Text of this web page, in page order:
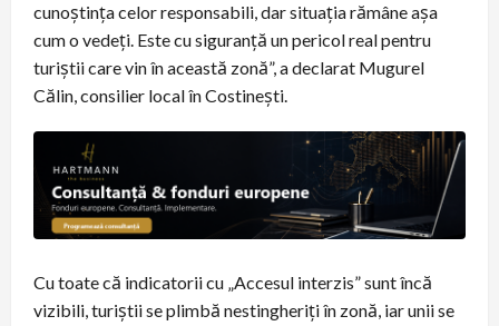
cunoștința celor responsabili, dar situația rămâne așa
cum o vedeți. Este cu siguranță un pericol real pentru
turiștii care vin în această zonă”, a declarat Mugurel
Călin, consilier local în Costinești.
Cu toate că indicatorii cu „Accesul interzis” sunt încă
vizibili, turiștii se plimbă nestingheriți în zonă, iar unii se